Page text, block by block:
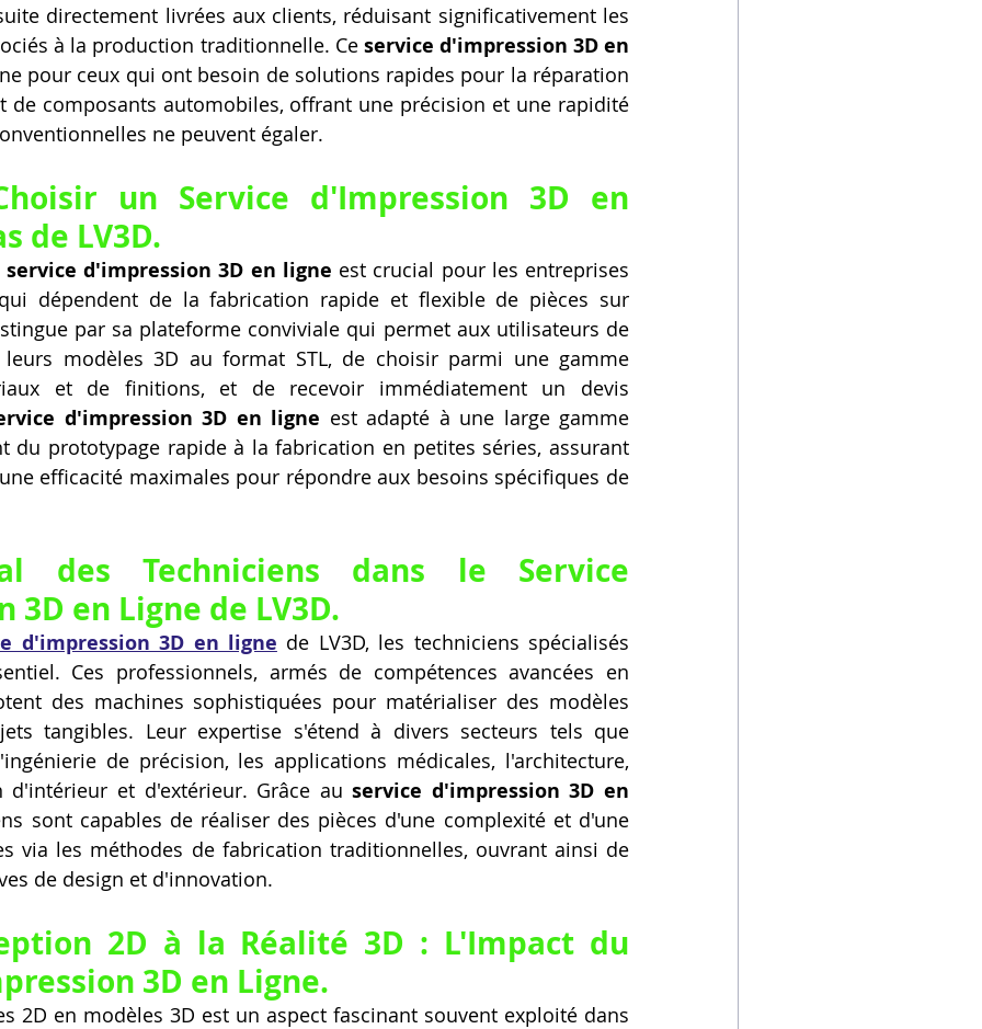
directement livrées aux clients, réduisant significativement les
à la production traditionnelle. Ce service d'impression 3D en
pour ceux qui ont besoin de solutions rapides pour la réparation
de composants automobiles, offrant une précision et une rapidité
ne peuvent égaler.
un Service d'Impression 3D en
de LV3D.
service d'impression 3D en ligne est crucial pour les entreprises
dépendent de la fabrication rapide et flexible de pièces sur
par sa plateforme conviviale qui permet aux utilisateurs de
leurs modèles 3D au format STL, de choisir parmi une gamme
et de finitions, et de recevoir immédiatement un devis
d'impression 3D en ligne est adapté à une large gamme
du prototypage rapide à la fabrication en petites séries, assurant
efficacité maximales pour répondre aux besoins spécifiques de
des Techniciens dans le Service
3D en Ligne de LV3D.
d'impression 3D en ligne de LV3D, les techniciens spécialisés
Ces professionnels, armés de compétences avancées en
des machines sophistiquées pour matérialiser des modèles
tangibles. Leur expertise s'étend à divers secteurs tels que
de précision, les applications médicales, l'architecture,
d'intérieur et d'extérieur. Grâce au service d'impression 3D en
sont capables de réaliser des pièces d'une complexité et d'une
via les méthodes de fabrication traditionnelles, ouvrant ainsi de
de design et d'innovation.
3D en Ligne.
2D en modèles 3D est un aspect fascinant souvent exploité dans